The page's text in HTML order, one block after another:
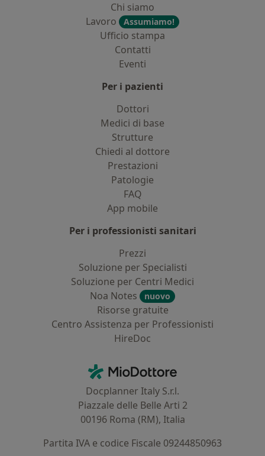
Chi siamo
Lavoro
Assumiamo!
Ufficio stampa
Contatti
Eventi
Per i pazienti
Dottori
Medici di base
Strutture
Chiedi al dottore
Prestazioni
Patologie
FAQ
App mobile
Per i professionisti sanitari
Prezzi
Soluzione per Specialisti
Soluzione per Centri Medici
Noa Notes
nuovo
Risorse gratuite
Centro Assistenza per Professionisti
HireDoc
MioDottore - Homepage
Docplanner Italy S.r.l.
Piazzale delle Belle Arti 2
00196 Roma (RM), Italia
Partita IVA e codice Fiscale 09244850963